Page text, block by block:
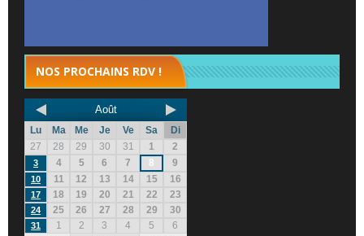
NOS PROCHAINS RDV !
Août
Lu Ma Me Je Ve Sa
Di
27
28 29 30 31 1 2
3 4 5 6 7 8 9
10 11 12 13 14 15 16
17 18 19 20 21 22 23
24 25 26 27 28 29 30
31 1 2 3 4 5 6